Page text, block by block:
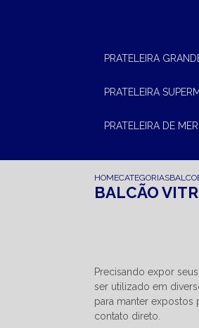
PRATELEIRA
PRATELEIRA
PRATELEIRA DE
HOMECATEGORIAS
BALCÃO
Precisando expor
ser utilizado em
para manter
contato direto.